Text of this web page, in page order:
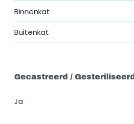
Binnenkat
Buitenkat
Gecastreerd / Gesteriliseerd
Ja